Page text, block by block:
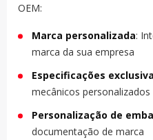
OEM:
Marca personalizada:
marca da sua empresa
Especificações
mecânicos personalizados
Personalização de
documentação de marca